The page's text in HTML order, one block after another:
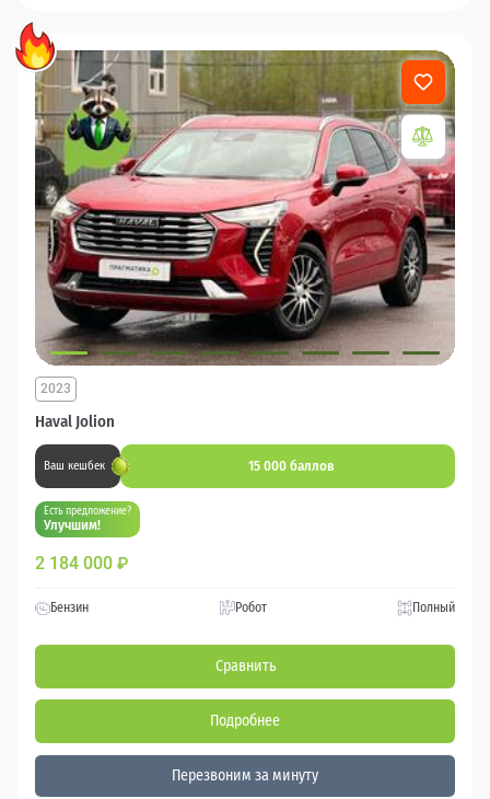
Haval Jolion
2023
Ваш кешбек 15 000 баллов
Есть предложение?
Улучшим!
2 184 000 ₽
Бензин Робот Полный
Сравнить
Подробнее
Перезвоним за минуту